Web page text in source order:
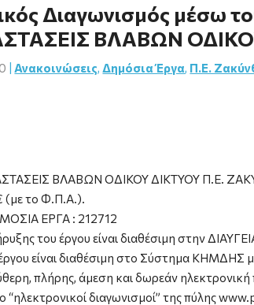
Διαγωνισμός μέσω
ΒΛΑΒΩΝ
|Ανακοινώσεις,Δημόσια Έργα, Π.Ε.
ΒΛΑΒΩΝ ΟΔΙΚΟΥ ΔΙΚΤΥΟΥ Π.Ε.
το Φ.Π.Α.).
ΕΡΓΑ : 212712
του έργου είναι διαθέσιμη στην
είναι διαθέσιμη στο Σύστημα
πλήρης, άμεση και δωρεάν
διαγωνισμοί” της πύλης